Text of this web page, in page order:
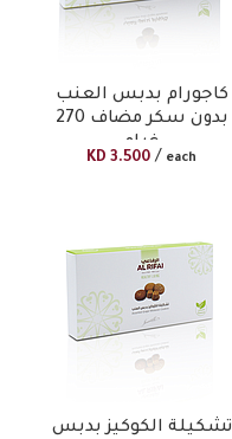
كاجورام بدبس العنب
بدون سكر مضاف 270
غرام
KD 3.500 / each
تشكيلة الكوكيز بدبس